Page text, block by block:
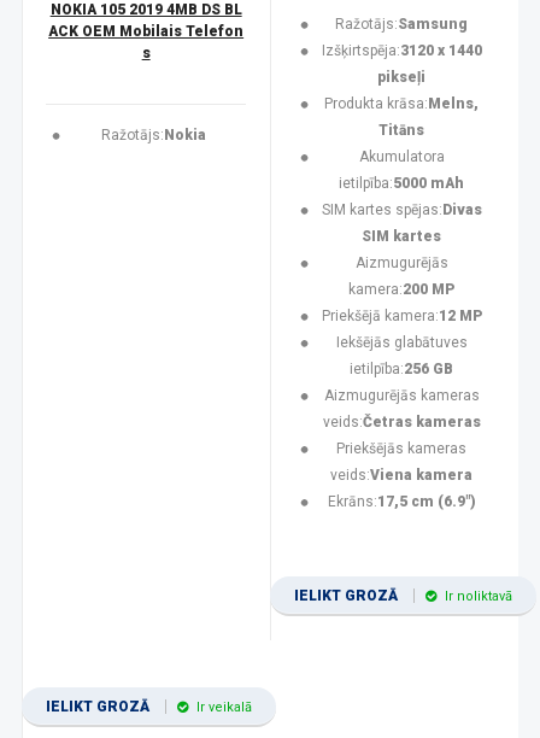
NOKIA 105 2019 4MB DS BL
ACK OEM Mobilais Telefon
s
Ražotājs: Nokia
IELIKT GROZĀ Ir veikalā
Ražotājs:Samsung
Izšķirtspēja:3120 x 1440
pikseļi
Produkta krāsa: Melns,
Titāns
Akumulatora
ietilpība:5000 mAh
SIM kartes spējas: Divas
SIM kartes
Aizmugurējās
kamera:200 MP
Priekšējā kamera:12 MP
Iekšējās glabātuves
ietilpība:256 GB
Aizmugurējās kameras
veids:Četras kameras
Priekšējās kameras
veids:Viena kamera
Ekrāns:17,5 cm (6.9")
IELIKT GROZĀ Ir noliktavā